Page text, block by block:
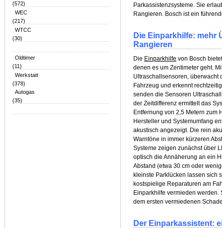
(572)
WEC
(217)
WTCC
(30)
Oldtimer
(11)
Werkstatt
(378)
Autogas
(35)
Parkassistenzsysteme. Sie
Rangieren. Bosch ist ein
Die Einparkhilfe: mehr
Rangieren
Die Einparkhilfe von Bosch
denen es um Zentimeter geht.
Ultraschallsensoren, überwacht
Fahrzeug und erkennt
senden die Sensoren
der Zeitdifferenz ermittelt das
Entfernung von 2,5 Metern zum
Hersteller und Systemumfang
akustisch angezeigt. Die rein
Warntöne in immer kürzeren
Systeme zeigen zunächst über
optisch die Annäherung an ein
Abstand (etwa 30 cm oder
kleinste Parklücken lassen sich
kostspielige Reparaturen am
Einparkhilfe vermieden werden.
dem ersten vermiedenen
Der Einparkassistent: